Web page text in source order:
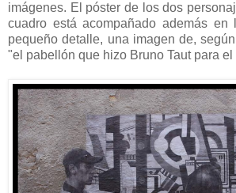
imágenes. El póster de los dos
cuadro está acompañado además en
pequeño detalle, una imagen de, según
"el pabellón que hizo Bruno Taut para el